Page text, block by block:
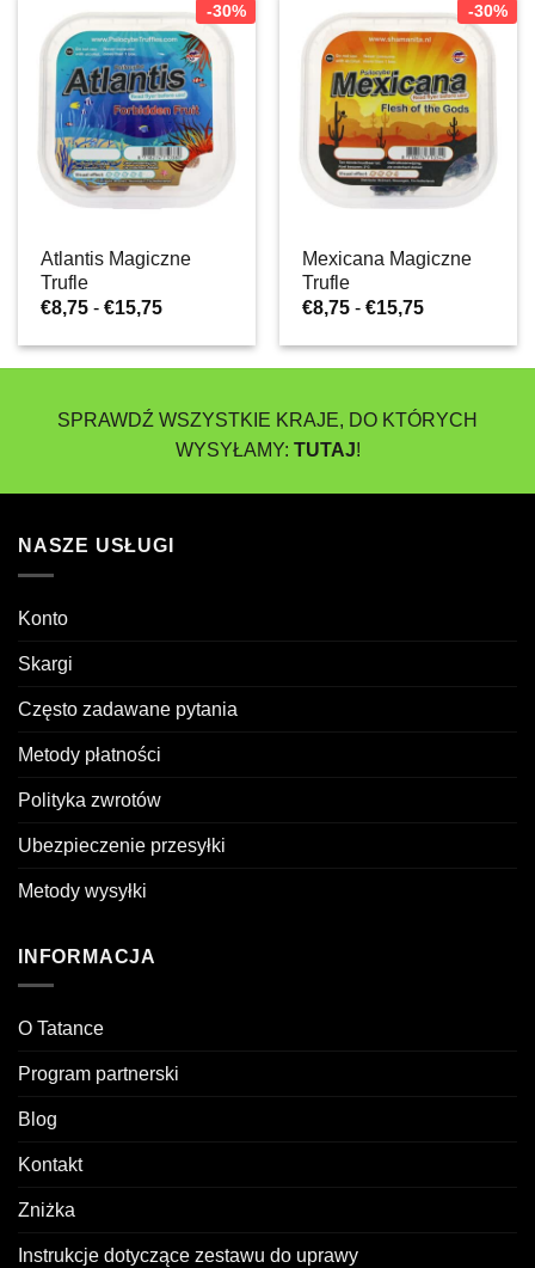
€17,47
-30%
Atlantis Magiczne
Trufle
€8,75 - €15,75Zakres
od
€8,75
-30%
Mexicana Magiczne
Trufle
€8,75 - €15,75Zakres
od
€8,75
SPRAWDŹ WSZYSTKIE KRAJE, DO KTÓRYCH
WYSYŁAMY: TUTAJ!
NASZE USŁUGI
Konto
Skargi
Często zadawane pytania
Metody płatności
Polityka zwrotów
Ubezpieczenie przesyłki
Metody wysyłki
INFORMACJA
O Tatance
Program partnerski
Blog
Kontakt
Zniżka
Instrukcje dotyczące zestawu do uprawy